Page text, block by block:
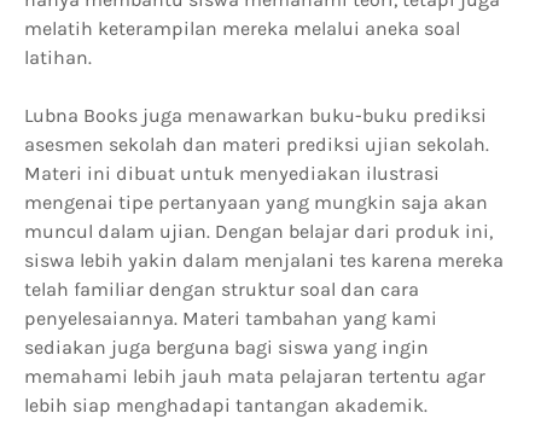
melatih keterampilan mereka melalui aneka soal
latihan.
Lubna Books juga menawarkan buku-buku prediksi
asesmen sekolah dan materi prediksi ujian sekolah.
Materi ini dibuat untuk menyediakan ilustrasi
mengenai tipe pertanyaan yang mungkin saja akan
muncul dalam ujian. Dengan belajar dari produk ini,
siswa lebih yakin dalam menjalani tes karena mereka
telah familiar dengan struktur soal dan cara
penyelesaiannya. Materi tambahan yang kami
sediakan juga berguna bagi siswa yang ingin
memahami lebih jauh mata pelajaran tertentu agar
lebih siap menghadapi tantangan akademik.